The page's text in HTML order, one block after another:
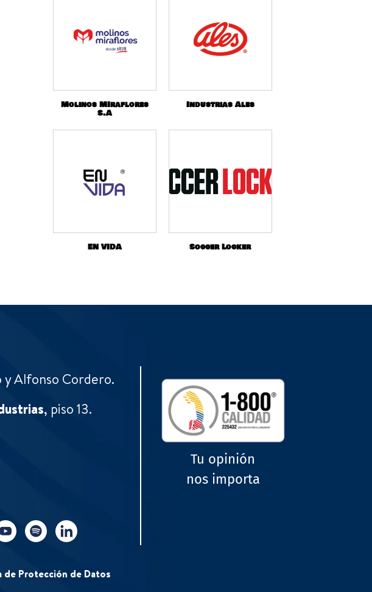
Molinos MIraflores
S.A
Industrias Ales
EN VIDA Soccer Locker
Alfonso Cordero.
, piso 13.
Tu opinión
nos importa
de Protección de Datos